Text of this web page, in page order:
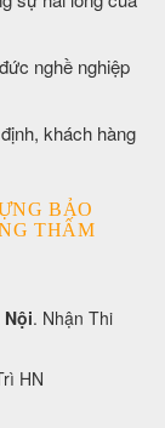
nghề nghiệp
khách hàng
BẢO
THẤM
. Nhận Thi
HN